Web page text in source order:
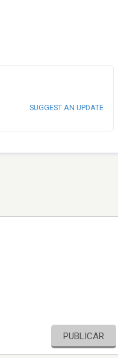
SUGGEST AN UPDATE
PUBLICAR